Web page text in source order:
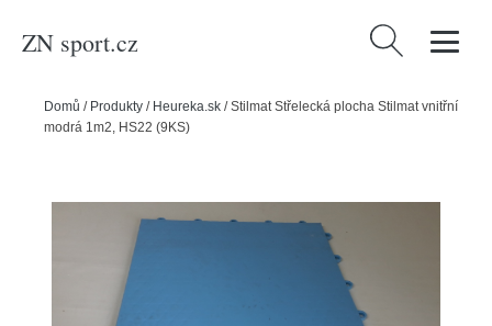
ZN sport.cz Vyhledávání
Domů / Produkty / Heureka.sk /Stilmat Střelecká plocha Stilmat vnitřní
modrá 1m2, HS22 (9KS)